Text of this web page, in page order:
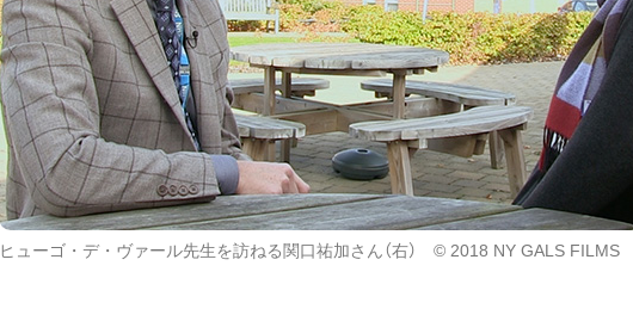
ヒューゴ・デ・ヴァール先生を訪ねる関口祐加さん（右） © 2018 NY GALS FILMS